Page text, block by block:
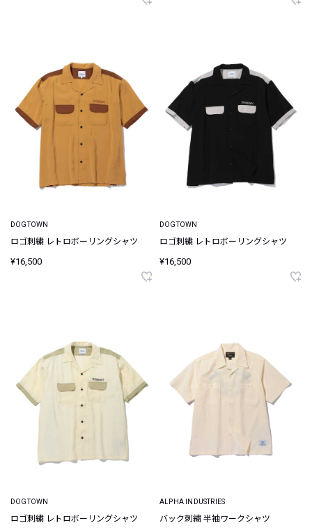
DOGTOWN
ロゴ刺繍 レトロボーリングシャツ
¥16,500
DOGTOWN
ロゴ刺繍 レトロボーリングシャツ
¥16,500
DOGTOWN
ロゴ刺繍 レトロボーリングシャツ
ALPHA INDUSTRIES
バック刺繍 半袖ワークシャツ